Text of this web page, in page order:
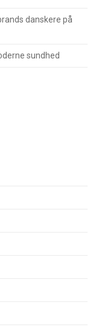
danskere på
sundhed